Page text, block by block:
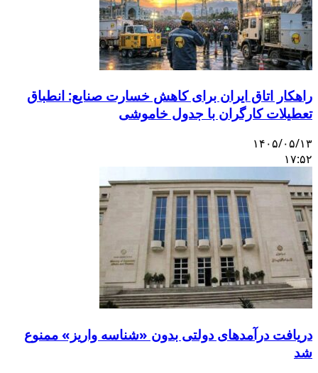
راهکار اتاق ایران برای کاهش خسارت صنایع: انطباق
تعطیلات کارگران با جدول خاموشی
۱۴۰۵/۰۵/۱۳
۱۷:۵۲
دریافت درآمدهای دولتی بدون «شناسه واریز» ممنوع
شد